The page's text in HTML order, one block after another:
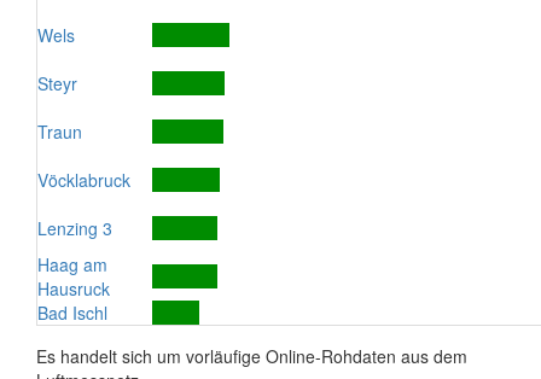
Wels
Steyr
Traun
Vöcklabruck
Lenzing 3
Haag am
Hausruck
Bad Ischl
Es handelt sich um vorläufige Online-Rohdaten aus dem